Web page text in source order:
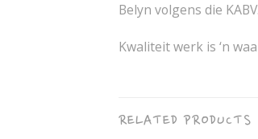
Belyn volgens die KABV.
Kwaliteit werk is ‘n
RELATED PRODUCTS